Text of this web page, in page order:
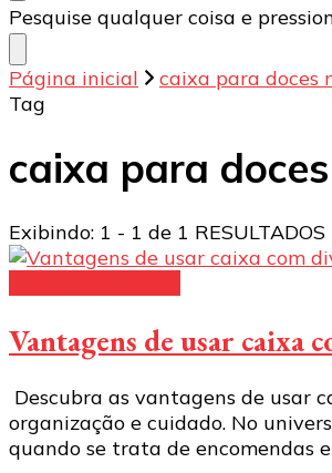
Procurando
algo?
Pesquise qualquer coisa e
Página inicial
caixa para doces
Tag
caixa para
Exibindo: 1 - 1 de 1 RESULTADOS
Vantagens de usar caixa
Descubra as vantagens de usar
organização e cuidado. No
quando se trata de encomendas